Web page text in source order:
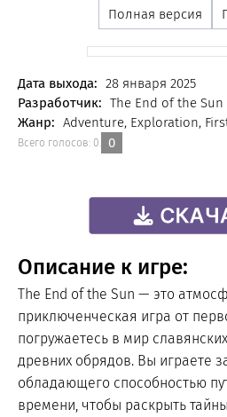
Полная версия
Дата выхода: 28 января 2025
Разработчик: The End of the Sun
Жанр: Adventure, Exploration,
Всего голосов: 0. 0
Описание к игре:
The End of the Sun — это
приключенческая игра от
погружаетесь в мир
древних обрядов. Вы играете
обладающего способностью
времени, чтобы раскрыть